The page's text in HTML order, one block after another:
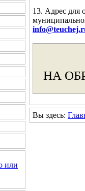
или
13. Адрес для
НА
Вы здесь: